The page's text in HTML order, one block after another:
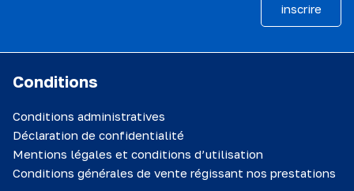
inscrire
Conditions
Conditions administratives
Déclaration de confidentialité
Mentions légales et conditions d’utilisation
Conditions générales de vente régissant nos prestations